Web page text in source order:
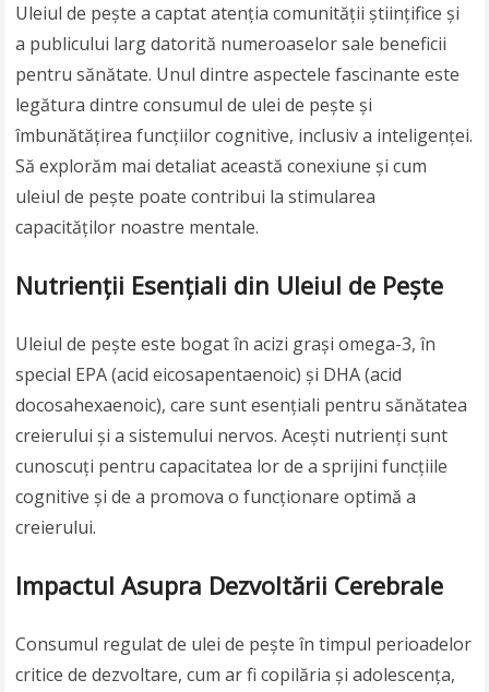
Uleiul de pește a captat atenția comunității științifice și
a publicului larg datorită numeroaselor sale beneficii
pentru sănătate. Unul dintre aspectele fascinante este
legătura dintre consumul de ulei de pește și
îmbunătățirea funcțiilor cognitive, inclusiv a inteligenței.
Să explorăm mai detaliat această conexiune și cum
uleiul de pește poate contribui la stimularea
capacităților noastre mentale.
Nutrienții Esențiali din Uleiul de Pește
Uleiul de pește este bogat în acizi grași omega-3, în
special EPA (acid eicosapentaenoic) și DHA (acid
docosahexaenoic), care sunt esențiali pentru sănătatea
creierului și a sistemului nervos. Acești nutrienți sunt
cunoscuți pentru capacitatea lor de a sprijini funcțiile
cognitive și de a promova o funcționare optimă a
creierului.
Impactul Asupra Dezvoltării Cerebrale
Consumul regulat de ulei de pește în timpul perioadelor
critice de dezvoltare, cum ar fi copilăria și adolescența,